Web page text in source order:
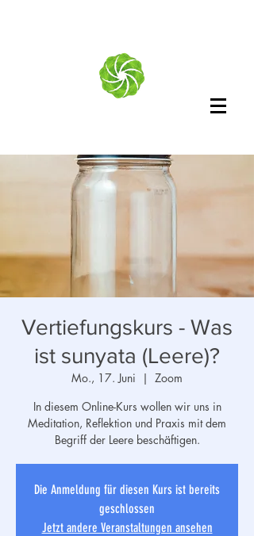
Vertiefungskurs - Was
ist sunyata (Leere)?
Mo., 17. Juni
  |
Zoom
In diesem Online-Kurs wollen wir uns in
Meditation, Reflektion und Praxis mit dem
Begriff der Leere beschäftigen.
Die Anmeldung für diesen Kurs ist bereits
geschlossen
Jetzt andere Veranstaltungen ansehen